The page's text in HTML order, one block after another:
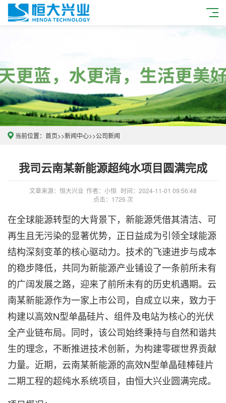
当前位置： 首页>>新闻中心>>公司新闻
我司云南某新能源超纯水项目圆满完成
文章来源：恒大兴业 作者：小恒 时间：2024-11-01 09:56:48
点击：1726 次
在全球能源转型的大背景下，新能源凭借其清洁、可
再生且无污染的显著优势，正日益成为引领全球能源
结构深刻变革的核心驱动力。技术的飞速进步与成本
的稳步降低，共同为新能源产业铺设了一条前所未有
的广阔发展之路，迎来了前所未有的历史机遇期。云
南某新能源作为一家上市公司，自成立以来，致力于
构建以高效N型单晶硅片、组件及电站为核心的光伏
全产业链布局。同时，该公司始终秉持与自然和谐共
生的理念，不断推进技术创新，为构建零碳世界贡献
力量。近期，云南某新能源的高效N型单晶硅棒硅片
二期工程的超纯水系统项目，由恒大兴业圆满完成。